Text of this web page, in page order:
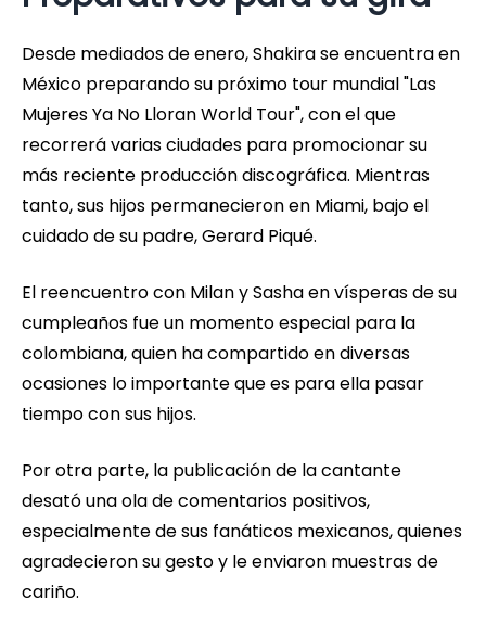
Desde mediados de enero, Shakira se encuentra en
México preparando su próximo tour mundial "Las
Mujeres Ya No Lloran World Tour", con el que
recorrerá varias ciudades para promocionar su
más reciente producción discográfica. Mientras
tanto, sus hijos permanecieron en Miami, bajo el
cuidado de su padre, Gerard Piqué.
El reencuentro con Milan y Sasha en vísperas de su
cumpleaños fue un momento especial para la
colombiana, quien ha compartido en diversas
ocasiones lo importante que es para ella pasar
tiempo con sus hijos.
Por otra parte, la publicación de la cantante
desató una ola de comentarios positivos,
especialmente de sus fanáticos mexicanos, quienes
agradecieron su gesto y le enviaron muestras de
cariño.